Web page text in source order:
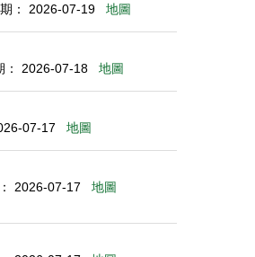
期： 2026-07-19 地圖
： 2026-07-18 地圖
07-17 地圖
2026-07-17 地圖